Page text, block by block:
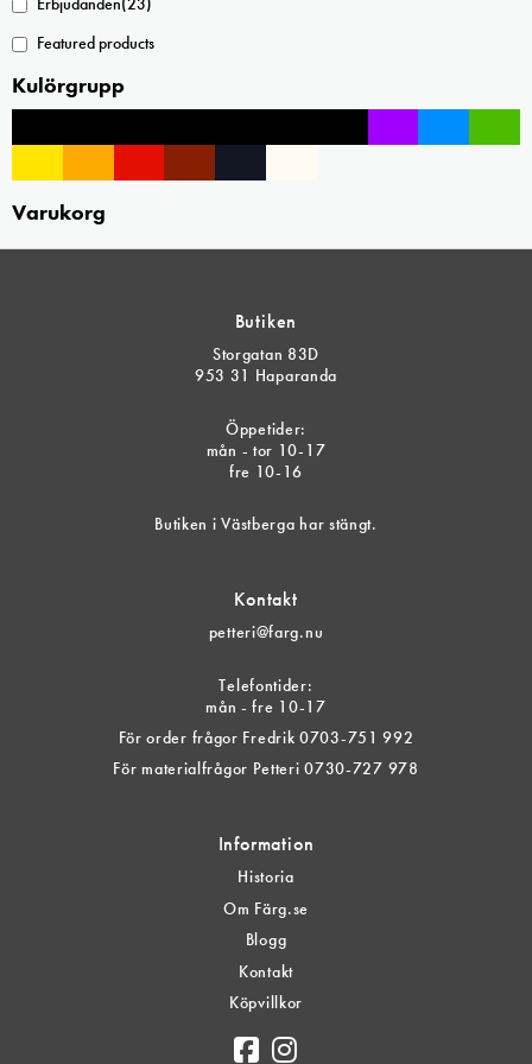
produktsidan
Featured products
Kulörgrupp
Varukorg
Butiken
Storgatan 83D
953 31 Haparanda
Öppetider:
mån - tor 10-17
fre 10-16
Butiken i Västberga har stängt.
Kontakt
petteri@farg.nu
Telefontider:
mån - fre 10-17
För order frågor Fredrik 0703-751 992
För materialfrågor Petteri 0730-727 978
Information
Historia
Om Färg.se
Blogg
Kontakt
Köpvillkor